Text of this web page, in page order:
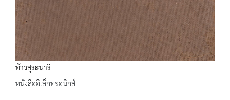
ท้าวสุระนารี
หนังสืออิเล็กทรอนิกส์